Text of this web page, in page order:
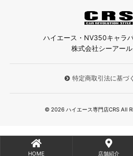
ハイエース・NV350キャラ
株式会社シーアー
特定商取引法に基づ
© 2026 ハイエース専門店CRS All
HOME 店舗紹介